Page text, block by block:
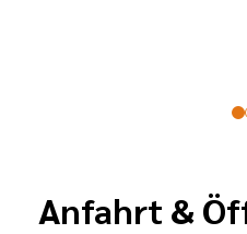
Anfahrt &